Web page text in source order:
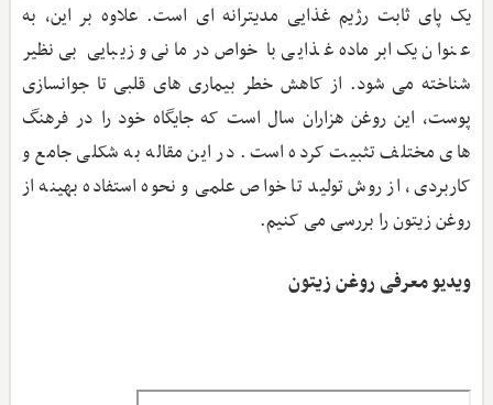
یک پای ثابت رژیم غذایی مدیترانه ‌ای است. علاوه بر این، به‌
عنوان یک ابرماده غذایی با خواص درمانی و زیبایی بی‌ نظیر
شناخته می ‌شود. از کاهش خطر بیماری‌ های قلبی تا جوانسازی
پوست، این روغن هزاران سال است که جایگاه خود را در فرهنگ
‌های مختلف تثبیت کرده است. در این مقاله به شکلی جامع و
کاربردی، از روش تولید تا خواص علمی و نحوه استفاده بهینه از
روغن زیتون را بررسی می‌ کنیم.
ویدیو معرفی روغن زیتون